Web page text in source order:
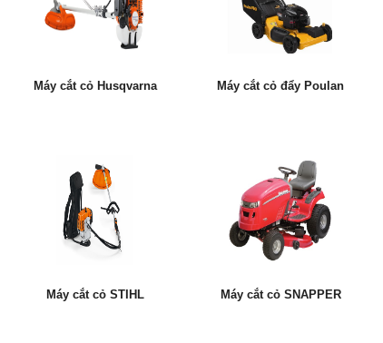
Máy cắt cỏ Husqvarna Máy cắt cỏ đẩy Poulan
Máy cắt cỏ STIHL Máy cắt cỏ SNAPPER